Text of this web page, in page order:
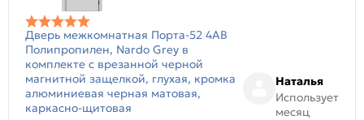
Дверь межкомнатная Порта-52 4AB
Полипропилен, Nardo Grey в
комплекте с врезанной черной
магнитной защелкой, глухая, кромка
алюминиевая черная матовая,
каркасно-щитовая
Наталья
Использует
месяц